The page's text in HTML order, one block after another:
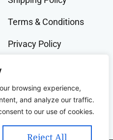
browsing experience,
and analyze our traffic.
to our use of cookies.
Reject All
Terms & Conditions
Privacy Policy
West Bengal, 700016,